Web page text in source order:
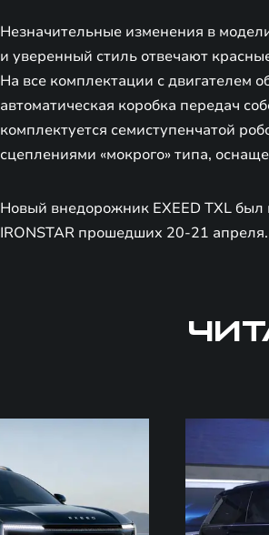
Незначительные изменения в
и уверенный стиль отвечают
На все комплектации с двигателем
автоматическая коробка передач
комплектуется семиступенчатой
сцеплениями «мокрого» типа,
Новый внедорожник EXEED TXL был
IRONSTAR прошедших 20-21 апреля.